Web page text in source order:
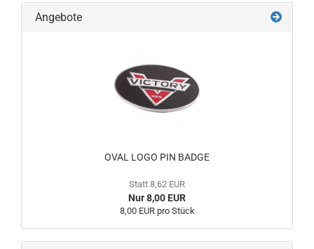
Angebote
OVAL LOGO PIN BADGE
Statt 8,62 EUR
Nur 8,00 EUR
8,00 EUR pro Stück